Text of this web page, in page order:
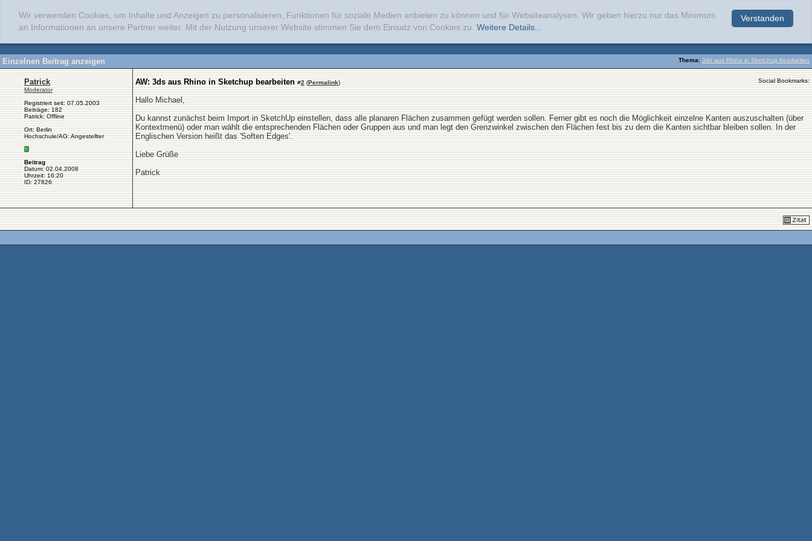
Verstanden
Wir verwenden Cookies, um Inhalte und Anzeigen zu personalisieren, Funktionen für soziale Medien anbieten zu können und für Websiteanalysen. Wir geben hierzu nur das Minimum
an Informationen an unsere Partner weiter. Mit der Nutzung unserer Website stimmen Sie dem Einsatz von Cookies zu. Weitere Details...
Thema: 3ds aus Rhino in Sketchup bearbeiten
Einzelnen Beitrag anzeigen
Patrick
Moderator
Registriert seit: 07.05.2003
Beiträge: 182
Patrick: Offline
Ort: Berlin
Hochschule/AG: Angestellter
Beitrag
Datum: 02.04.2008
Uhrzeit: 16:20
ID: 27826
AW: 3ds aus Rhino in Sketchup bearbeiten #2 (Permalink) Social Bookmarks:
Hallo Michael,
Du kannst zunächst beim Import in SketchUp einstellen, dass alle planaren Flächen zusammen gefügt werden sollen. Ferner gibt es noch die Möglichkeit einzelne Kanten auszuschalten (über
Kontextmenü) oder man wählt die entsprechenden Flächen oder Gruppen aus und man legt den Grenzwinkel zwischen den Flächen fest bis zu dem die Kanten sichtbar bleiben sollen. In der
Englischen Version heißt das 'Soften Edges'.
Liebe Grüße
Patrick